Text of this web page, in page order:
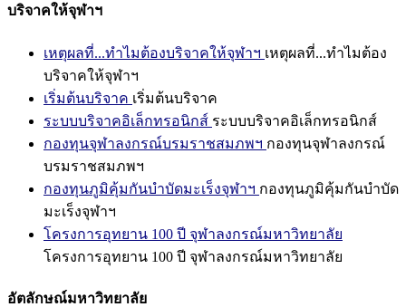
บริจาคให้จุฬาฯ
เหตุผลที่...ทำไมต้องบริจาคให้จุฬาฯ เหตุผลที่...ทำไมต้อง
บริจาคให้จุฬาฯ
เริ่มต้นบริจาค เริ่มต้นบริจาค
ระบบบริจาคอิเล็กทรอนิกส์ ระบบบริจาคอิเล็กทรอนิกส์
กองทุนจุฬาลงกรณ์บรมราชสมภพฯ กองทุนจุฬาลงกรณ์
บรมราชสมภพฯ
กองทุนภูมิคุ้มกันบำบัดมะเร็งจุฬาฯ กองทุนภูมิคุ้มกันบำบัด
มะเร็งจุฬาฯ
โครงการอุทยาน 100 ปี จุฬาลงกรณ์มหาวิทยาลัย
โครงการอุทยาน 100 ปี จุฬาลงกรณ์มหาวิทยาลัย
อัตลักษณ์มหาวิทยาลัย